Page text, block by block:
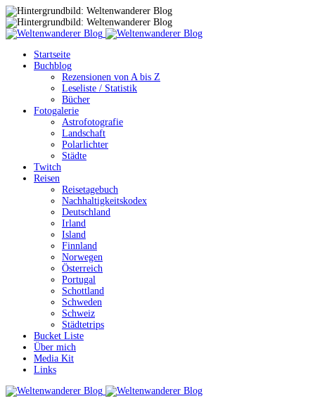
Startseite
Buchblog
Rezensionen von A bis Z
Leseliste / Statistik
Bücher
Fotogalerie
Astrofotografie
Landschaft
Polarlichter
Städte
Twitch
Reisen
Reisetagebuch
Nachhaltigkeitskodex
Deutschland
Irland
Island
Finnland
Norwegen
Österreich
Portugal
Schottland
Schweden
Schweiz
Städtetrips
Bucket Liste
Über mich
Media Kit
Links